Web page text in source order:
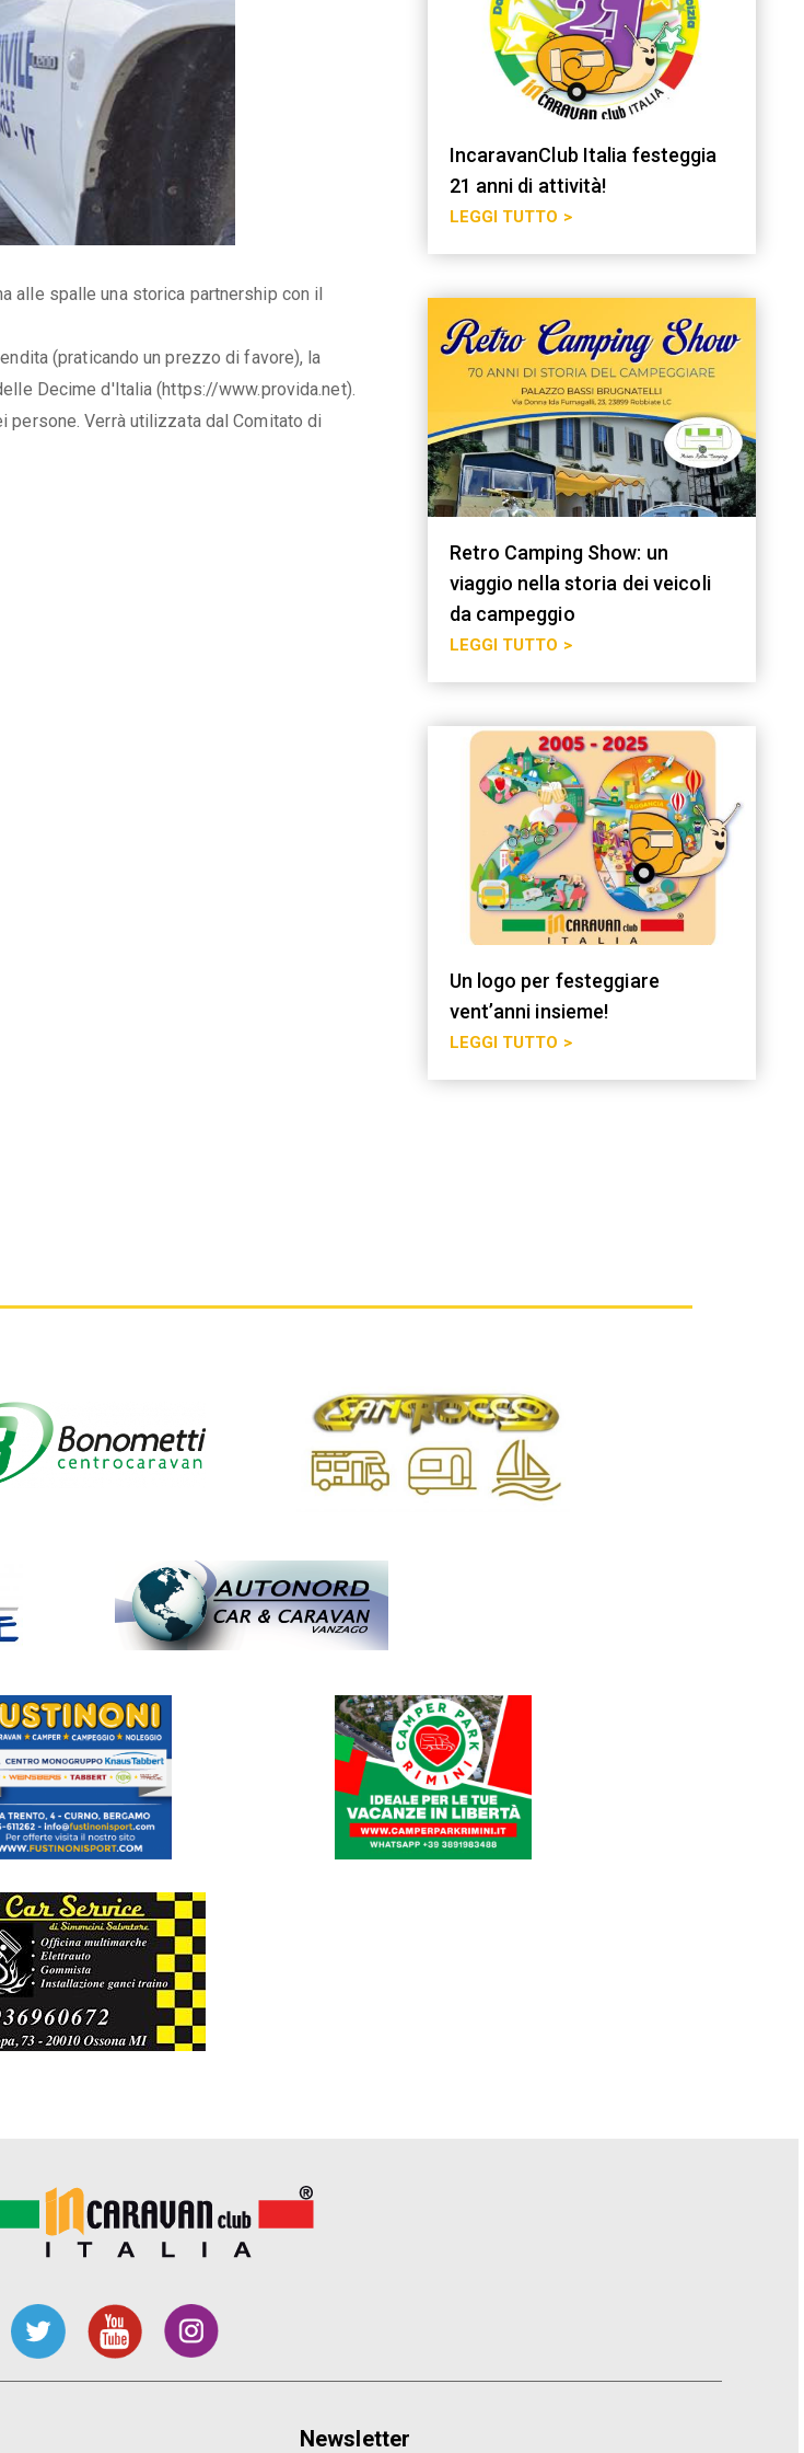
alle spalle una storica partnership con il
(praticando un prezzo di favore), la
Decime d'Italia (https://www.provida.net).
persone. Verrà utilizzata dal Comitato di
IncaravanClub Italia festeggia
21 anni di attività!
LEGGI TUTTO >
Retro Camping Show: un
viaggio nella storia dei veicoli
da campeggio
LEGGI TUTTO >
Un logo per festeggiare
vent’anni insieme!
LEGGI TUTTO >
Newsletter